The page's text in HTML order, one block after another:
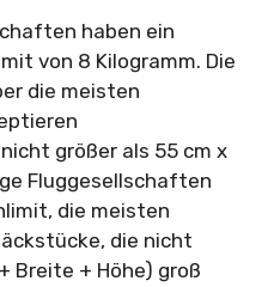
haben ein
von 8 Kilogramm. Die
die meisten
größer als 55 cm x
Fluggesellschaften
die meisten
die nicht
Breite + Höhe) groß